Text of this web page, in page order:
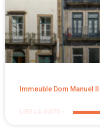
Immeuble Dom Manuel
LIRE LA SUITE »